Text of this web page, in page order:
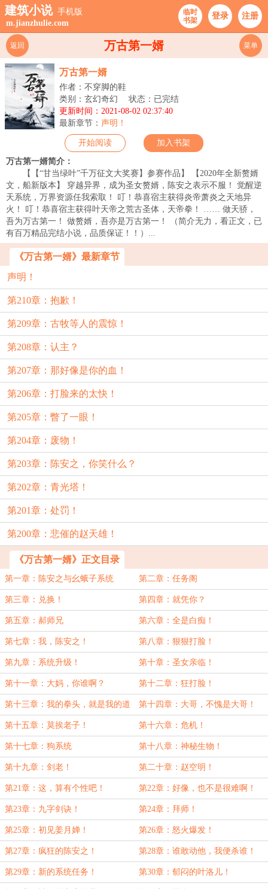
建筑小说 手机版
m.jianzhulie.com
临时
书架
登录 注册
万古第一婿
返回 菜单
万古第一婿
作者：不穿脚的鞋
类别：玄幻奇幻
状态：已完结
更新时间：2021-08-02 02:37:40
最新章节： 声明！
开始阅读 加入书架
万古第一婿简介：
【【“甘当绿叶”千万征文大奖赛】参赛作品】 【2020年全新赘婿
文，船新版本】 穿越异界，成为圣女赘婿，陈安之表示不服！ 觉醒逆
天系统，万界资源任我索取！ 叮！恭喜宿主获得炎帝萧炎之天地异
火！ 叮！恭喜宿主获得叶天帝之荒古圣体，天帝拳！ …… 做天骄，
吾为万古第一！ 做赘婿，吾亦是万古第一！ （简介无力，看正文，已
有百万精品完结小说，品质保证！！）...
《万古第一婿》最新章节
声明！
第210章：抱歉！
第209章：古牧等人的震惊！
第208章：认主？
第207章：那好像是你的血！
第206章：打脸来的太快！
第205章：瞥了一眼！
第204章：废物！
第203章：陈安之，你笑什么？
第202章：青光塔！
第201章：处罚！
第200章：悲催的赵天雄！
《万古第一婿》正文目录
第一章：陈安之与幺蛾子系统 第二章：任务阁
第三章：兑换！ 第四章：就凭你？
第五章：郝师兄 第六章：全是白痴！
第七章：我，陈安之！ 第八章：狠狠打脸！
第九章：系统升级！ 第十章：圣女亲临！
第十一章：大妈，你谁啊？ 第十二章：狂打脸！
第十三章：我的拳头，就是我的道
理！
第十四章：大哥，不愧是大哥！
第十五章：莫挨老子！ 第十六章：危机！
第十七章：狗系统 第十八章：神秘生物！
第十九章：剑老！ 第二十章：赵空明！
第21章：这，算有个性吧！ 第22章：好像，也不是很难啊！
第23章：九字剑诀！ 第24章：拜师！
第25章：初见姜月婵！ 第26章：怒火爆发！
第27章：疯狂的陈安之！ 第28章：谁敢动他，我便杀谁！
第29章：新的系统任务！ 第30章：郁闷的叶洛儿！